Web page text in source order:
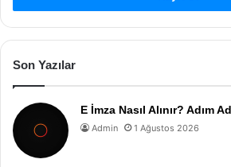
Son Yazılar
E İmza Nasıl Alınır? Adım
Admin 1 Ağustos 2026